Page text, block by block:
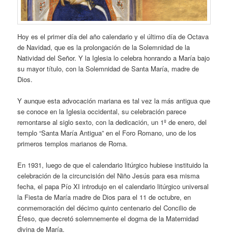
Hoy es el primer día del año calendario y el último día de Octava
de Navidad, que es la prolongación de la Solemnidad de la
Natividad del Señor. Y la Iglesia lo celebra honrando a María bajo
su mayor título, con la Solemnidad de Santa María, madre de
Dios.
Y aunque esta advocación mariana es tal vez la más antigua que
se conoce en la Iglesia occidental, su celebración parece
remontarse al siglo sexto, con la dedicación, un 1º de enero, del
templo “Santa María Antigua” en el Foro Romano, uno de los
primeros templos marianos de Roma.
En 1931, luego de que el calendario litúrgico hubiese instituido la
celebración de la circuncisión del Niño Jesús para esa misma
fecha, el papa Pío XI introdujo en el calendario litúrgico universal
la Fiesta de María madre de Dios para el 11 de octubre, en
conmemoración del décimo quinto centenario del Concilio de
Éfeso, que decretó solemnemente el dogma de la Maternidad
divina de María.